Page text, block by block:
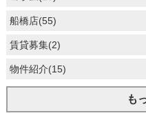
船橋店(55)
賃貸募集(2)
物件紹介(15)
も